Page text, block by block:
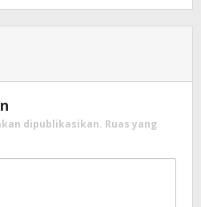
dipublikasikan. Ruas yang